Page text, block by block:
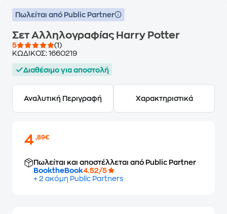
Πωλείται από Public Partner
Σετ Αλληλογραφίας Harry Potter
5
(1)
ΚΩΔΙΚΟΣ: 1660219
Διαθέσιμο για αποστολή
Αναλυτική Περιγραφή Χαρακτηριστικά
4,89€
Πωλείται και αποστέλλεται από Public Partner
BooktheBook4.52/5
+ 2 ακόμη Public Partners